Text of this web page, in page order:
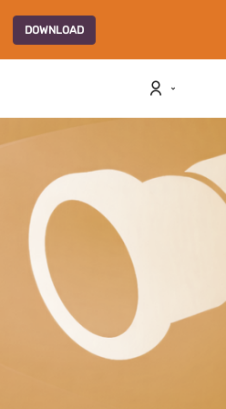
DOWNLOAD